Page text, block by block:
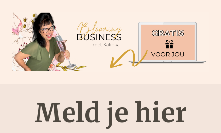
Meld je hier